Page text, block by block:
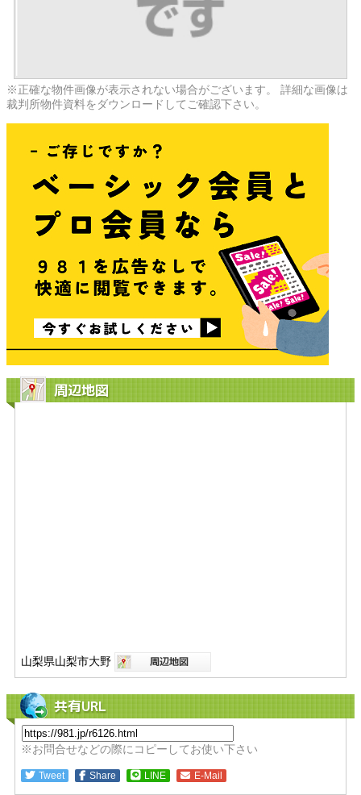
※正確な物件画像が表示されない場合がございます。 詳細な画像は
裁判所物件資料をダウンロードしてご確認下さい。
周辺地図
山梨県山梨市大野
共有URL
※お問合せなどの際にコピーしてお使い下さい
Tweet Share LINE E-Mail